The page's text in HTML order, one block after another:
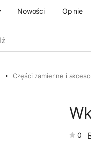
Nowości Opinie
Części zamienne i
0